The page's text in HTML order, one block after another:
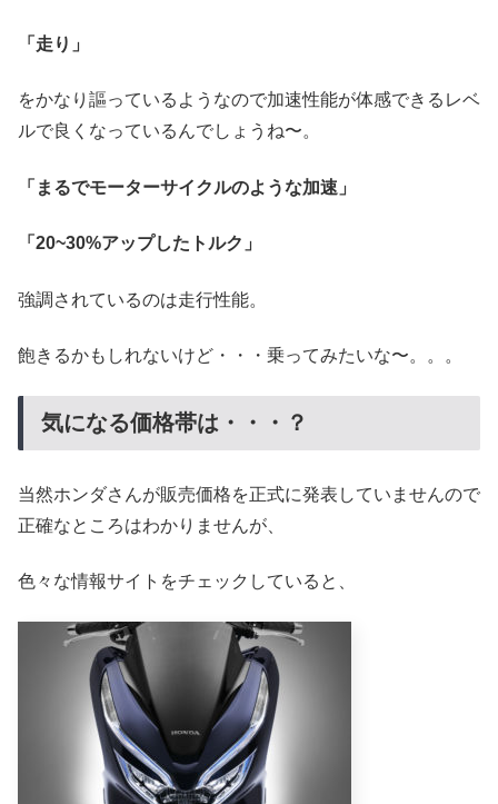
「走り」
をかなり謳っているようなので加速性能が体感できるレベ
ルで良くなっているんでしょうね〜。
「まるでモーターサイクルのような加速」
「20~30%アップしたトルク」
強調されているのは走行性能。
飽きるかもしれないけど・・・乗ってみたいな〜。。。
気になる価格帯は・・・？
当然ホンダさんが販売価格を正式に発表していませんので
正確なところはわかりませんが、
色々な情報サイトをチェックしていると、